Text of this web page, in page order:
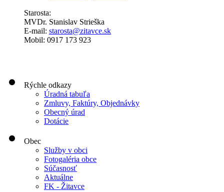
Starosta:
MVDr. Stanislav Strieška
E-mail: starosta@zitavce.sk
Mobil: 0917 173 923
Rýchle odkazy
Úradná tabuľa
Zmluvy, Faktúry, Objednávky
Obecný úrad
Dotácie
Obec
Služby v obci
Fotogaléria obce
Súčasnosť
Aktuálne
FK - Žitavce